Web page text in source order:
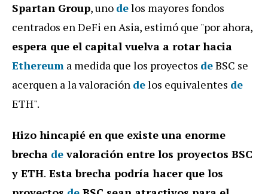
Spartan Group, uno delos mayores fondos
centrados en DeFi en Asia, estimó que "por ahora,
espera que el capital vuelva a rotar hacia
Ethereum a medida que los proyectos deBSC se
acerquen a la valoración delos equivalentes de
ETH".
Hizo hincapié en que existe una enorme
brecha devaloración entre los proyectos BSC
y ETH. Esta brecha podría hacer que los